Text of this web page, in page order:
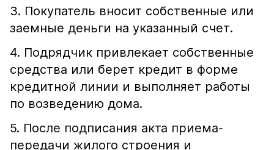
3. Покупатель вносит собственные или
заемные деньги на указанный счет.
4. Подрядчик привлекает собственные
средства или берет кредит в форме
кредитной линии и выполняет работы
по возведению дома.
5. После подписания акта приема-
передачи жилого строения и